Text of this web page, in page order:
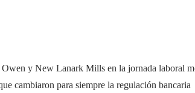
y New Lanark Mills en la jornada laboral
cambiaron para siempre la regulación bancaria